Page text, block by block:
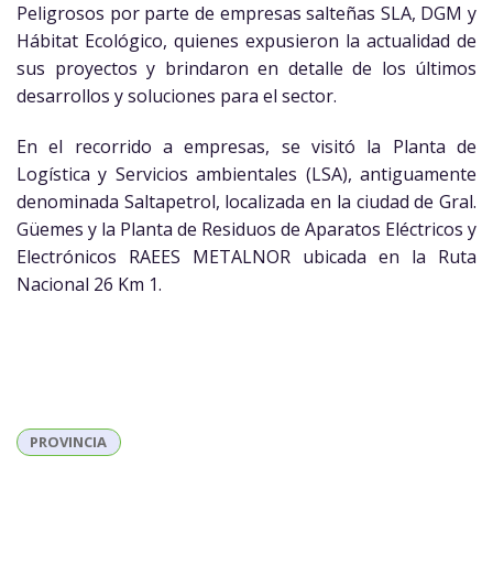
Peligrosos por parte de empresas salteñas SLA, DGM y
Hábitat Ecológico, quienes expusieron la actualidad de
sus proyectos y brindaron en detalle de los últimos
desarrollos y soluciones para el sector.
En el recorrido a empresas, se visitó la Planta de
Logística y Servicios ambientales (LSA), antiguamente
denominada Saltapetrol, localizada en la ciudad de Gral.
Güemes y la Planta de Residuos de Aparatos Eléctricos y
Electrónicos RAEES METALNOR ubicada en la Ruta
Nacional 26 Km 1.
PROVINCIA